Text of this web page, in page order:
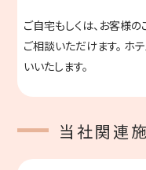
ご自宅もしくは、お客様
ご相談いただけます。 ホ
いいたします。
当社関連